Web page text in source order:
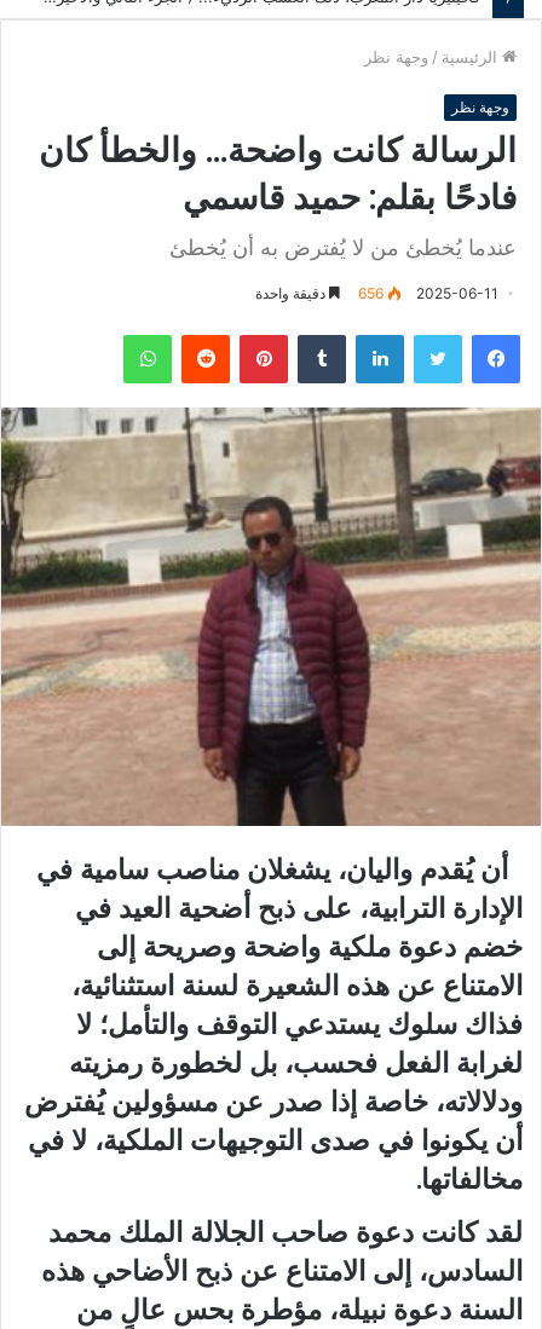
الرئيسية / وجهة نظر
وجهة نظر
الرسالة كانت واضحة… والخطأ كان
فادحًا بقلم: حميد قاسمي
عندما يُخطئ من لا يُفترض به أن يُخطئ
2025-06-11
656 دقيقة واحدة
فيسبوك لينكدإن بينتيريست
أن يُقدم واليان، يشغلان مناصب سامية في
الإدارة الترابية، على ذبح أضحية العيد في
خضم دعوة ملكية واضحة وصريحة إلى
الامتناع عن هذه الشعيرة لسنة استثنائية،
فذاك سلوك يستدعي التوقف والتأمل؛ لا
لغرابة الفعل فحسب، بل لخطورة رمزيته
ودلالاته، خاصة إذا صدر عن مسؤولين يُفترض
أن يكونوا في صدى التوجيهات الملكية، لا في
مخالفاتها.
لقد كانت دعوة صاحب الجلالة الملك محمد
السادس، إلى الامتناع عن ذبح الأضاحي هذه
السنة دعوة نبيلة، مؤطرة بحس عالٍ من